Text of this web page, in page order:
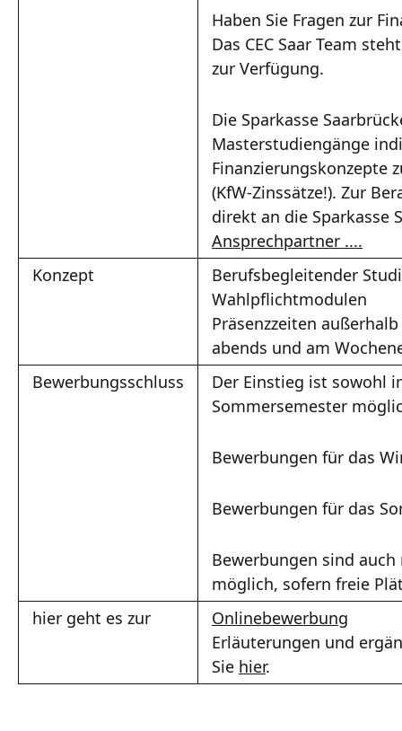
Haben Sie Fragen zur
Das CEC Saar Team
zur Verfügung.
Die Sparkasse
Masterstudiengänge
Finanzierungskonzepte
(KfW-Zinssätze!). Zur
direkt an die Sparkasse
Ansprechpartner ....
Konzept
Berufsbegleitender
Wahlpflichtmodulen
Präsenzzeiten
abends und am
Bewerbungsschluss
Der Einstieg ist sowohl
Sommersemester
Bewerbungen für das
Bewerbungen für das
Bewerbungen sind
möglich, sofern freie
hier geht es zur
Onlinebewerbung
Erläuterungen und
Sie hier.